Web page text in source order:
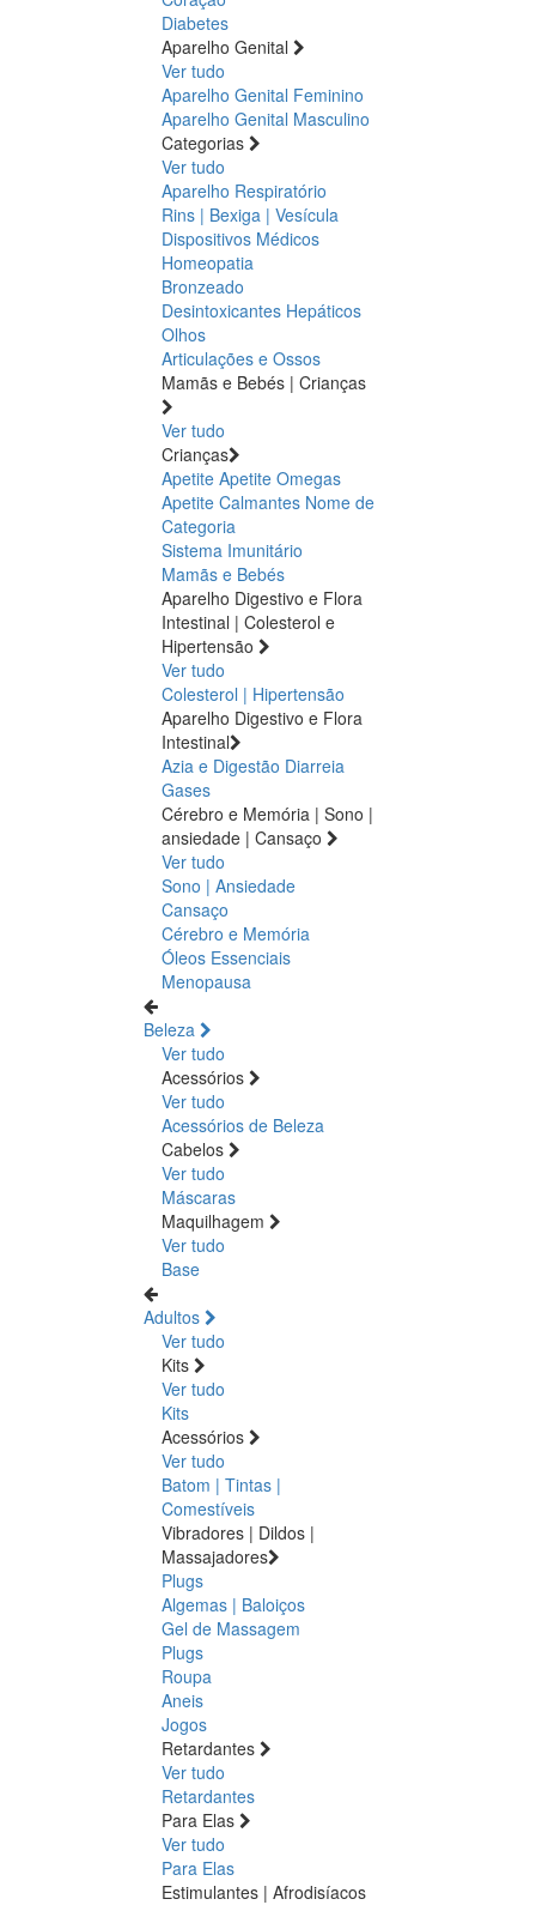
Diabetes
Aparelho Genital
Ver tudo
Aparelho Genital Feminino
Aparelho Genital Masculino
Categorias
Ver tudo
Aparelho Respiratório
Rins | Bexiga | Vesícula
Dispositivos Médicos
Homeopatia
Bronzeado
Desintoxicantes Hepáticos
Olhos
Articulações e Ossos
Mamãs e Bebés | Crianças
Ver tudo
Crianças
Apetite Apetite Omegas
Apetite Calmantes Nome de
Categoria
Sistema Imunitário
Mamãs e Bebés
Aparelho Digestivo e Flora
Intestinal | Colesterol e
Hipertensão
Ver tudo
Colesterol | Hipertensão
Aparelho Digestivo e Flora
Intestinal
Azia e Digestão Diarreia
Gases
Cérebro e Memória | Sono |
ansiedade | Cansaço
Ver tudo
Sono | Ansiedade
Cansaço
Cérebro e Memória
Óleos Essenciais
Menopausa
Beleza
Ver tudo
Acessórios
Ver tudo
Acessórios de Beleza
Cabelos
Ver tudo
Máscaras
Maquilhagem
Ver tudo
Base
Adultos
Ver tudo
Kits
Ver tudo
Kits
Acessórios
Ver tudo
Batom | Tintas |
Comestíveis
Vibradores | Dildos |
Massajadores
Plugs
Algemas | Baloiços
Gel de Massagem
Plugs
Roupa
Aneis
Jogos
Retardantes
Ver tudo
Retardantes
Para Elas
Ver tudo
Para Elas
Estimulantes | Afrodisíacos